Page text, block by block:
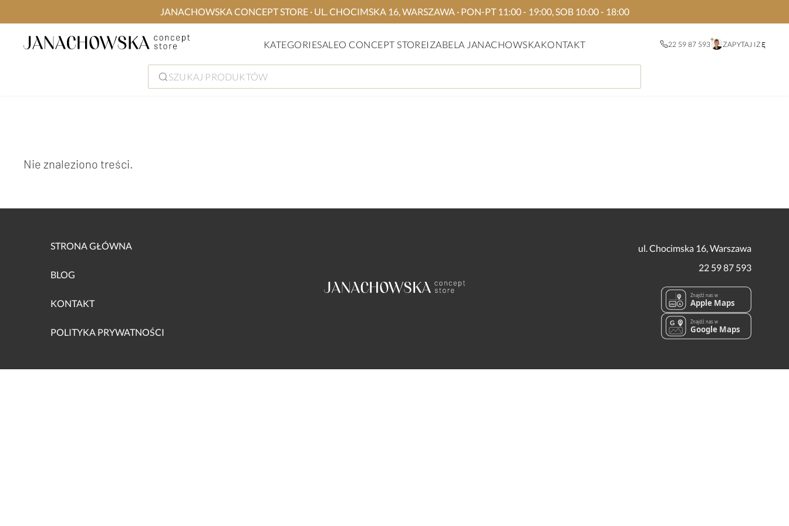
JANACHOWSKA CONCEPT STORE · UL. CHOCIMSKA 16, WARSZAWA · PON-PT 11:00 - 19:00, SOB 10:00 - 18:00
KATEGORIESALEO CONCEPT STOREIZABELA JANACHOWSKAKONTAKT 22 59 87 593 ZAPYTAJ IZĘ
SZUKAJ PRODUKTÓW
Nie znaleziono treści.
STRONA GŁÓWNA
BLOG
KONTAKT
POLITYKA PRYWATNOŚCI
ul. Chocimska 16, Warszawa
22 59 87 593
280 A
Znajdź nas w
Apple Maps
G Znajdź nas w
Google Maps